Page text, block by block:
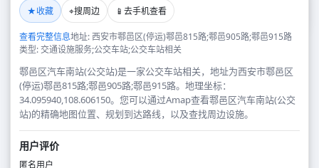
★收藏 ⌖搜周边 📱 去手机查看
查看完整信息地址: 西安市鄠邑区(停运)鄠邑815路;鄠邑905路;鄠邑915路
类型: 交通设施服务;公交车站;公交车站相关
鄠邑区汽车南站(公交站)是一家公交车站相关，地址为西安市鄠邑区
(停运)鄠邑815路;鄠邑905路;鄠邑915路。地理坐标：
34.095940,108.606150。您可以通过Amap查看鄠邑区汽车南站(公交
站)的精确地图位置、规划到达路线，以及查找周边设施。
用户评价
匿名用户